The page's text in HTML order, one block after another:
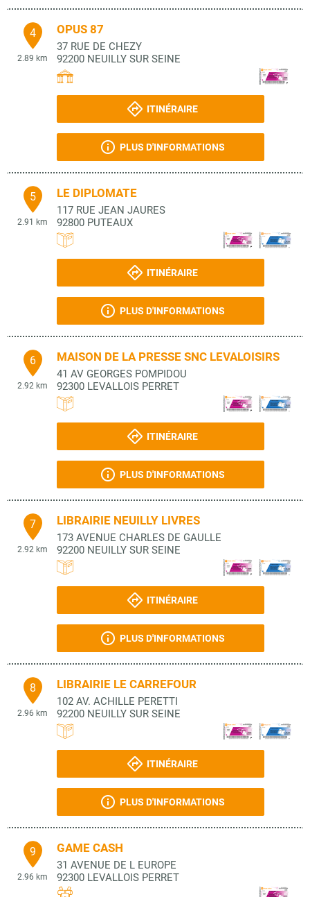
4
2.89 km
OPUS 87
37 RUE DE CHEZY
92200 NEUILLY SUR SEINE
ITINÉRAIRE
PLUS D'INFORMATIONS
5
2.91 km
LE DIPLOMATE
117 RUE JEAN JAURES
92800 PUTEAUX
ITINÉRAIRE
PLUS D'INFORMATIONS
6
2.92 km
MAISON DE LA PRESSE SNC LEVALOISIRS
41 AV GEORGES POMPIDOU
92300 LEVALLOIS PERRET
ITINÉRAIRE
PLUS D'INFORMATIONS
7
2.92 km
LIBRAIRIE NEUILLY LIVRES
173 AVENUE CHARLES DE GAULLE
92200 NEUILLY SUR SEINE
ITINÉRAIRE
PLUS D'INFORMATIONS
8
2.96 km
LIBRAIRIE LE CARREFOUR
102 AV. ACHILLE PERETTI
92200 NEUILLY SUR SEINE
ITINÉRAIRE
PLUS D'INFORMATIONS
9
2.96 km
GAME CASH
31 AVENUE DE L EUROPE
92300 LEVALLOIS PERRET